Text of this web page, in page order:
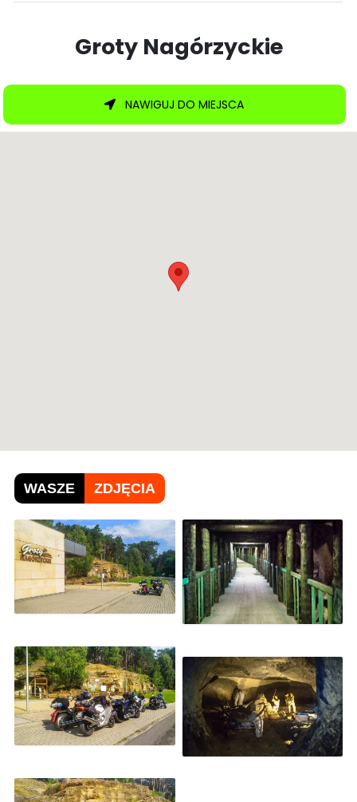
Groty Nagórzyckie
NAWIGUJ DO MIEJSCA
WASZE ZDJĘCIA